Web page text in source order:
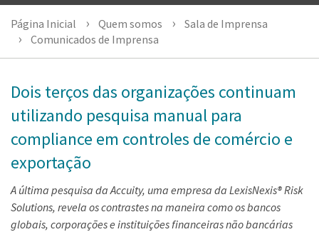
Página Inicial Quem somos
Sala de Imprensa
Comunicados de Imprensa
Dois terços das organizações continuam
utilizando pesquisa manual para
compliance em controles de comércio e
exportação
A última pesquisa da Accuity, uma empresa da LexisNexis® Risk
Solutions, revela os contrastes na maneira como os bancos
globais, corporações e instituições financeiras não bancárias